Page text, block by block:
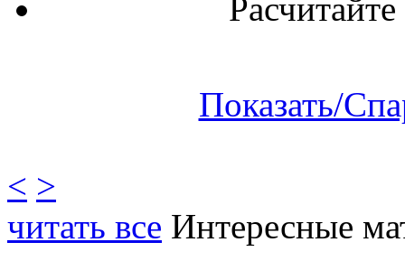
Показать/
< >
читать все Интересные